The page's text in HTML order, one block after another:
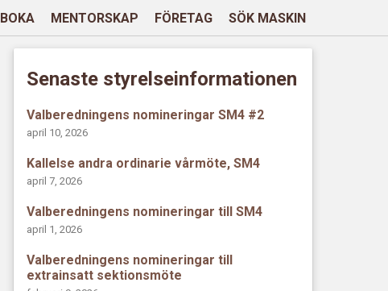
BOKA MENTORSKAP FÖRETAG SÖK MASKIN
Senaste styrelseinformationen
Valberedningens nomineringar SM4 #2
april 10, 2026
Kallelse andra ordinarie vårmöte, SM4
april 7, 2026
Valberedningens nomineringar till SM4
april 1, 2026
Valberedningens nomineringar till
extrainsatt sektionsmöte